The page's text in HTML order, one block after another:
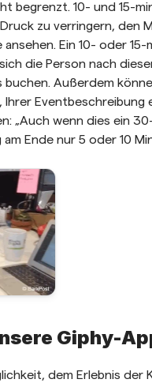
begrenzt. 10- und 15-
zu verringern, den
Ein 10- oder
die Person nach
Außerdem
Eventbeschreibung
„Auch wenn dies ein
Ende nur 5 oder 10
Giphy-
dem Erlebnis der